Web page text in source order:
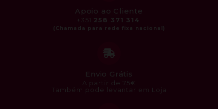
Apoio ao Cliente
+351 258 371 314
Envio Grátis
A partir de 75€
Também pode levantar em Loja